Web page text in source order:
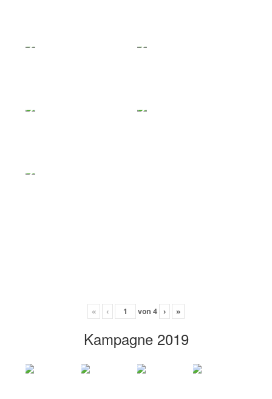
« ‹ von 4 › »
Kampagne 2019